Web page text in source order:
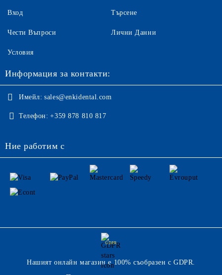
Вход
Чести Въпроси
Търсене
Лични Данни
Условия
Информация за контакти:
Имейл: sales@enkidental.com
Телефон: +359 878 810 817
Ние работим с
GDPR
Нашият онлайн магазин е 100% съобразен с GDPR.